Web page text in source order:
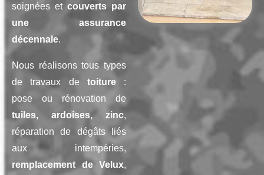
soignées et couverts par
une assurance
décennale.
Nous réalisons tous types
de travaux de toiture:
pose ou rénovation de
tuiles, ardoises, zinc,
réparation de dégâts liés
aux intempéries,
remplacement de Velux,